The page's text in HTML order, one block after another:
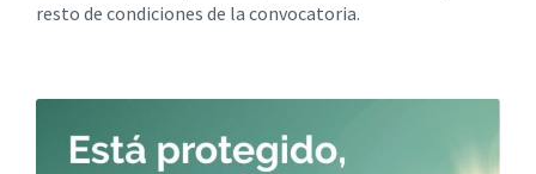
resto de condiciones de la convocatoria.